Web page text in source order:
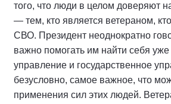
того, что люди в целом доверяют
— тем, кто является ветераном,
СВО. Президент неоднократно
важно помогать им найти себя
управление и государственное
безусловно, самое важное, что
применения сил этих людей.